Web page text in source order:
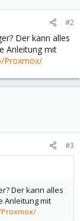
#2
Der kann alles
Anleitung mit
Proxmox/
#3
Der kann alles
Anleitung mit